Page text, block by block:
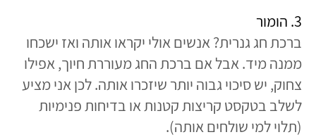
3. הומור
ברכת חג גנרית? אנשים אולי יקראו אותה ואז ישכחו
ממנה מיד. אבל אם ברכת החג מעוררת חיוך, אפילו
צחוק, יש סיכוי גבוה יותר שיזכרו אותה. לכן אני מציע
לשלב בטקסט קריצות קטנות או בדיחות פנימיות
(תלוי למי שולחים אותה).